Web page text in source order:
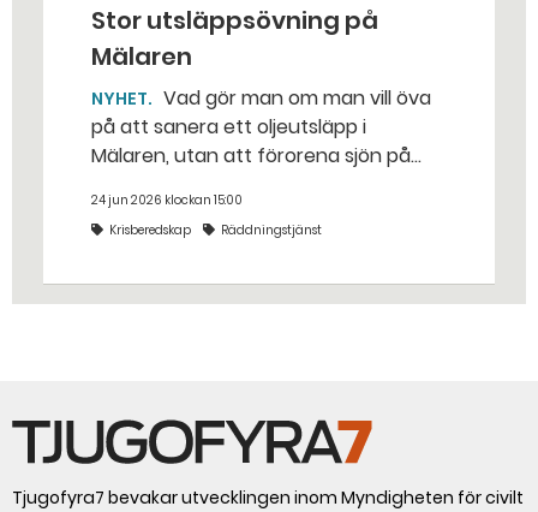
Stor utsläppsövning på
Mälaren
NYHET
på att sanera ett oljeutsläpp i
Mälaren, utan att förorena sjön på
stället. Det gjorde räddningstjänsten i
Eskilstuna – tio kubikmeter närmare
24 jun 2026 klockan 15:00
Krisberedskap
Räddningstjänst
Tjugofyra7 bevakar utvecklingen inom Myndigheten för civilt